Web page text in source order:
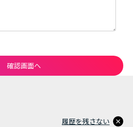
履歴を残さない